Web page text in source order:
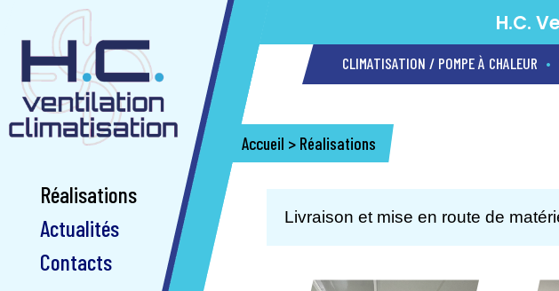
Réalisations
Actualités
Contacts
H.C.
CLIMATISATION / POMPE À CHALEUR •
Accueil > Réalisations
Livraison et mise en route de